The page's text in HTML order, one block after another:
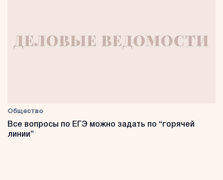
Общество
Все вопросы по ЕГЭ можно задать по “горячей
линии”